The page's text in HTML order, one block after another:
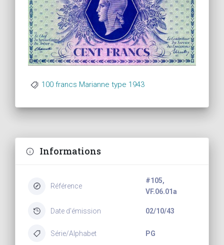
100 francs Marianne type 1943
Informations
Référence
#105,
VF.06.01a
Date d'émission 02/10/43
Série/Alphabet PG